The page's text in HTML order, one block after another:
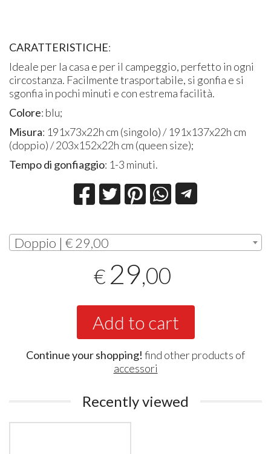
CARATTERISTICHE:
Ideale per la casa e per il campeggio, perfetto in ogni
circostanza. Facilmente trasportabile, si gonfia e si
sgonfia in pochi minuti e con estrema facilità.
Colore: blu;
Misura: 191x73x22h cm (singolo) / 191x137x22h cm
(doppio) / 203x152x22h cm (queen size);
Tempo di gonfiaggio: 1-3 minuti.
Doppio | € 29,00
€ 29,00
Add to cart
Continue your shopping! find other products of
accessori
Recently viewed